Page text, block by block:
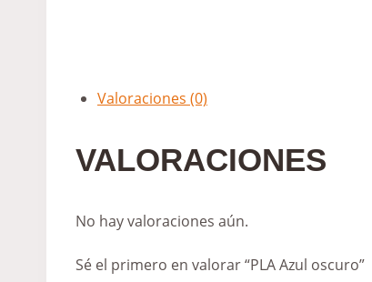
Valoraciones (0)
VALORACIONES
No hay valoraciones aún.
Sé el primero en valorar “PLA Azul oscuro”